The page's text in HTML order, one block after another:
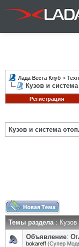
Лада Веста Клуб >
Кузов и
Регистрация
Кузов и система
Темы раздела: Кузов
Объявление:
bokareff (Супер